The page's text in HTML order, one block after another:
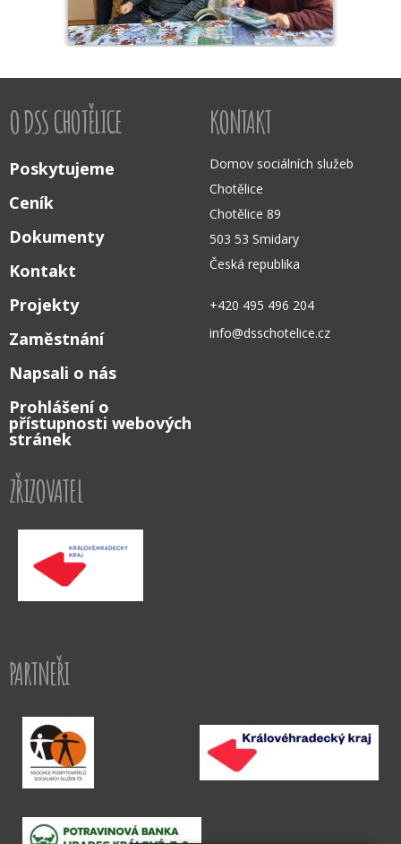
O DSS CHOTĚLICE
Poskytujeme
Ceník
Dokumenty
Kontakt
Projekty
Zaměstnání
Napsali o nás
Prohlášení o
přístupnosti webových
stránek
KONTAKT
Domov sociálních služeb
Chotělice
Chotělice 89
503 53 Smidary
Česká republika
+420 495 496 204
info@dsschotelice.cz
ZŘIZOVATEL
PARTNEŘI